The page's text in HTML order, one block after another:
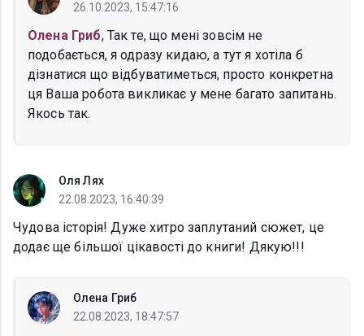
26.10.2023, 15:47:16
Олена Гриб, Так те, що мені зовсім не
подобається, я одразу кидаю, а тут я хотіла б
дізнатися що відбуватиметься, просто конкретна
ця Ваша робота викликає у мене багато запитань.
Якось так.
Оля Лях
22.08.2023, 16:40:39
Чудова історія! Дуже хитро заплутаний сюжет, це
додає ще більшої цікавості до книги! Дякую!!!
Олена Гриб
22.08.2023, 18:47:57